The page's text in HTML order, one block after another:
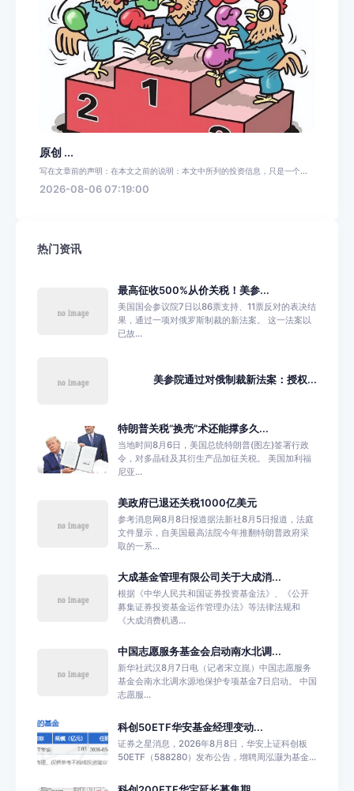
原创 ...
写在文章前的声明：在本文之前的说明：本文中所列的投资信息，只是一个...
2026-08-06 07:19:00
热门资讯
最高征收500%从价关税！美参...
美国国会参议院7日以86票支持、11票反对的表决结
果，通过一项对俄罗斯制裁的新法案。 这一法案以
已故...
美参院通过对俄制裁新法案：授权...
特朗普关税“换壳”术还能撑多久...
当地时间8月6日，美国总统特朗普(图左)签署行政
令，对多晶硅及其衍生产品加征关税。 美国加利福
尼亚...
美政府已退还关税1000亿美元
参考消息网8月8日报道据法新社8月5日报道，法庭
文件显示，自美国最高法院今年推翻特朗普政府采
取的一系...
大成基金管理有限公司关于大成消...
根据《中华人民共和国证券投资基金法》、《公开
募集证券投资基金运作管理办法》等法律法规和
《大成消费机遇...
中国志愿服务基金会启动南水北调...
新华社武汉8月7日电（记者宋立崑）中国志愿服务
基金会南水北调水源地保护专项基金7日启动。 中国
志愿服...
科创50ETF华安基金经理变动...
证券之星消息，2026年8月8日，华安上证科创板
50ETF（588280）发布公告，增聘周泓灏为基金...